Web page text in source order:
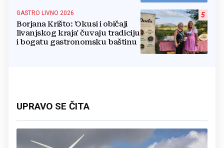
5
GASTRO LIVNO 2026
Borjana Krišto: 'Okusi i običaji
livanjskog kraja' čuvaju tradiciju
i bogatu gastronomsku baštinu
UPRAVO SE ČITA